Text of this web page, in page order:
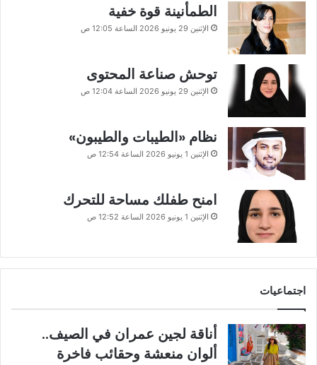
الطمأنينة قوة خفية
الإثنين 29 يونيو 2026 الساعة 12:05 ص
توحش صناعة المحتوى
الإثنين 29 يونيو 2026 الساعة 12:04 ص
نظام «الطيبات والطيبون»
الإثنين 1 يونيو 2026 الساعة 12:54 ص
امنح طفلك مساحة للتحرك
الإثنين 1 يونيو 2026 الساعة 12:52 ص
اجتماعيات
أناقة لجين عمران في الصيف..
ألوان منعشة وحقائب فاخرة